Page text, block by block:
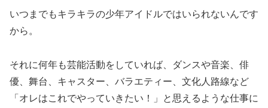
いつまでもキラキラの少年アイドルではいられないんです
から。
それに何年も芸能活動をしていれば、ダンスや音楽、俳
優、舞台、キャスター、バラエティー、文化人路線など
「オレはこれでやっていきたい！」と思えるような仕事に